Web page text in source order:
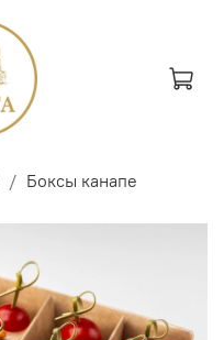
Боксы канапе